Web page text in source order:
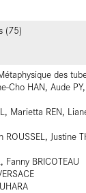
(75)
des
Cho HAN, Aude
Marietta REN,
ROUSSEL, Justine
Fanny BRICOTEAU